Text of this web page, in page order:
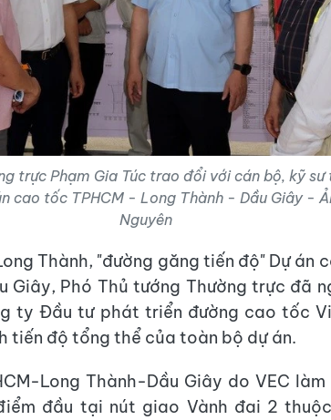
trực Phạm Gia Túc trao đổi với cán bộ, kỹ
cao tốc TPHCM - Long Thành - Dầu Giây -
Nguyên
Thành, "đường găng tiến độ" Dự án
Giây, Phó Thủ tướng Thường trực đã
ty Đầu tư phát triển đường cao tốc
tiến độ tổng thể của toàn bộ dự án.
Long Thành-Dầu Giây do VEC
đầu tại nút giao Vành đai 2